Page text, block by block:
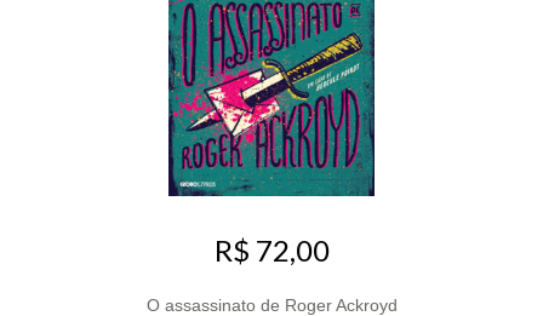
R$ 72,00
O assassinato de Roger Ackroyd